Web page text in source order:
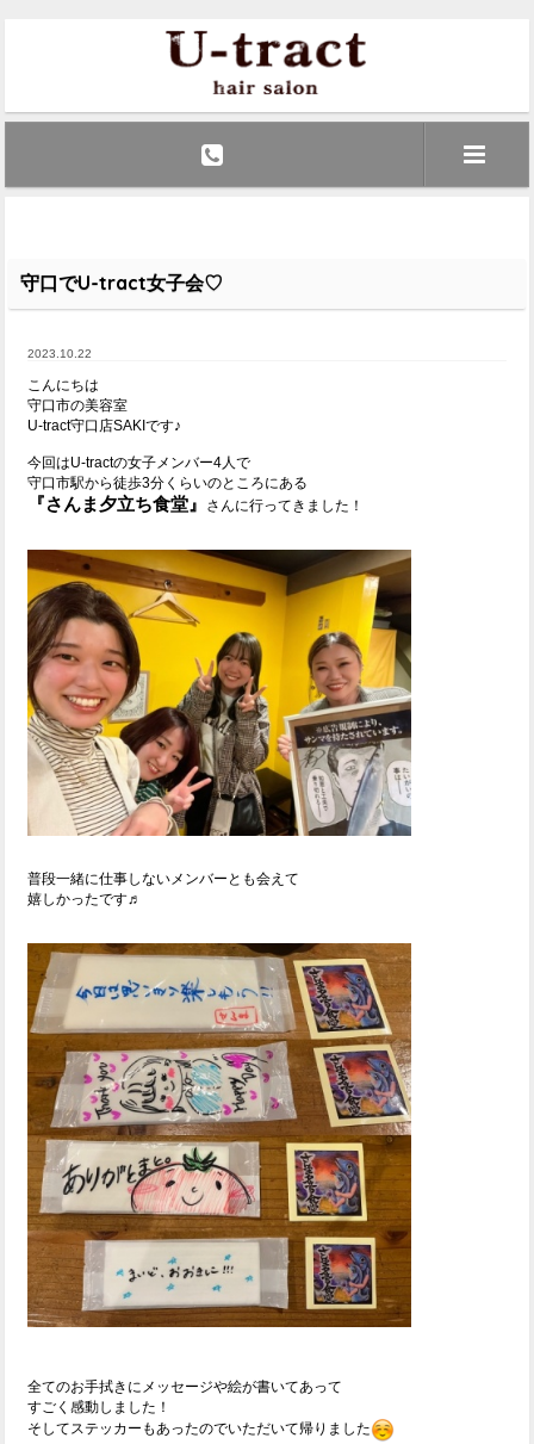
守口でU-tract女子会♡
2023.10.22
こんにちは
守口市の美容室
U-tract守口店SAKIです♪
今回はU-tractの女子メンバー4人で
守口市駅から徒歩3分くらいのところにある
『さんま夕立ち食堂』 さんに行ってきました！
普段一緒に仕事しないメンバーとも会えて
嬉しかったです♬
全てのお手拭きにメッセージや絵が書いてあって
すごく感動しました！
そしてステッカーもあったのでいただいて帰りました